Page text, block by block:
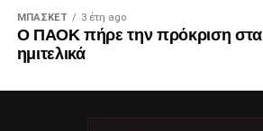
ΜΠΆΣΚΕΤ 3 έτη ago
Ο ΠΑΟΚ πήρε την πρόκριση στα
ημιτελικά